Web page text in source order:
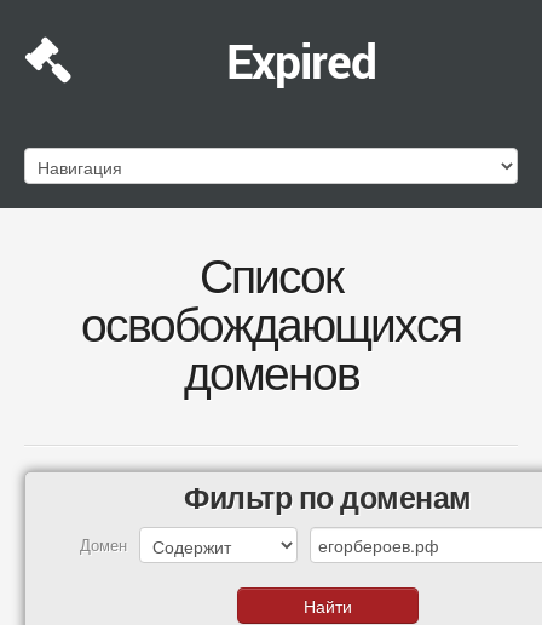
Expired
Список
освобождающихся
доменов
Фильтр по доменам
Домен